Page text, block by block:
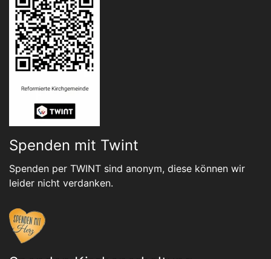
Spenden mit Twint
Spenden per TWINT sind anonym, diese können wir
leider nicht verdanken.